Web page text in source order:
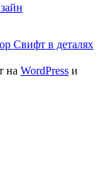
Свифт в деталях
на WordPress и